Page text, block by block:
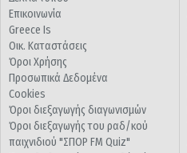
Επικοινωνία
Greece Is
Οικ. Καταστάσεις
Όροι Χρήσης
Προσωπικά Δεδομένα
Cookies
Όροι διεξαγωγής διαγωνισμών
Όροι διεξαγωγής του ραδ/κού
παιχνιδιού "ΣΠΟΡ FM Quiz"